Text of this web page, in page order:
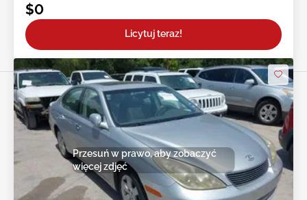
$0
Licytuj teraz!
Przesuń w prawo, aby zobaczyć
więcej zdjęć